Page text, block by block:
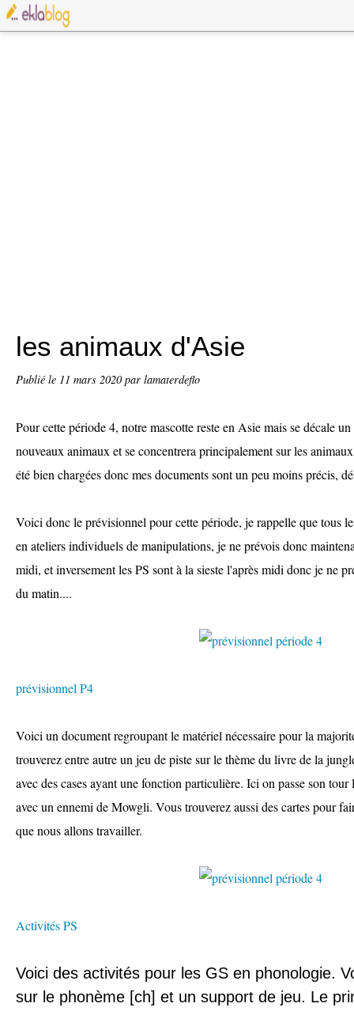
les animaux d'Asie
Publié le 11 mars 2020par lamaterdeflo
Pour cette période 4, notre mascotte reste en Asie mais se décale
nouveaux animaux et se concentrera principalement sur les
été bien chargées donc mes documents sont un peu moins précis,
Voici donc le prévisionnel pour cette période, je rappelle que tous
en ateliers individuels de manipulations, je ne prévois donc
midi, et inversement les PS sont à la sieste l'après midi donc je ne
du matin....
prévisionnel P4
Voici un document regroupant le matériel nécessaire pour la
trouverez entre autre un jeu de piste sur le thème du livre de la
avec des cases ayant une fonction particulière. Ici on passe son
avec un ennemi de Mowgli. Vous trouverez aussi des cartes pour
que nous allons travailler.
Activités PS
Voici des activités pour les GS en phonologie.
sur le phonème [ch] et un support de jeu. Le